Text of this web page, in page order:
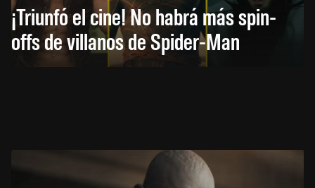
¡Triunfó el cine! No habrá más spin-
offs de villanos de Spider-Man